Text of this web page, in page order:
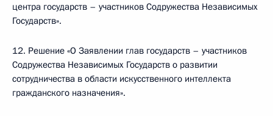
центра государств – участников Содружества Независимых
Государств».
12. Решение «О Заявлении глав государств – участников
Содружества Независимых Государств о развитии
сотрудничества в области искусственного интеллекта
гражданского назначения».